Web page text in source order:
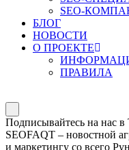
SEO-
БЛОГ
НОВОСТИ
О ПРОЕКТЕ
ПРАВИЛА
Подписывайтесь на нас в
SEOFAQT – новостной
и маркетингу со всего